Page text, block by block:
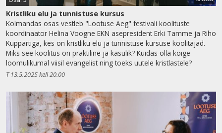
Kristliku elu ja tunnistuse kursus
Kolmandas osas vestleb "Lootuse Aeg" festivali koolituste
koordinaator Helina Voogne EKN asepresident Erki Tamme ja Riho
Kuppartiga, kes on kristliku elu ja tunnistuse kursuse koolitajad.
Miks see koolitus on praktiline ja kasulik? Kuidas olla kõige
loomulikumal viisil evangelist ning toeks uutele kristlastele?
T 13.5.2025 kell 20.00